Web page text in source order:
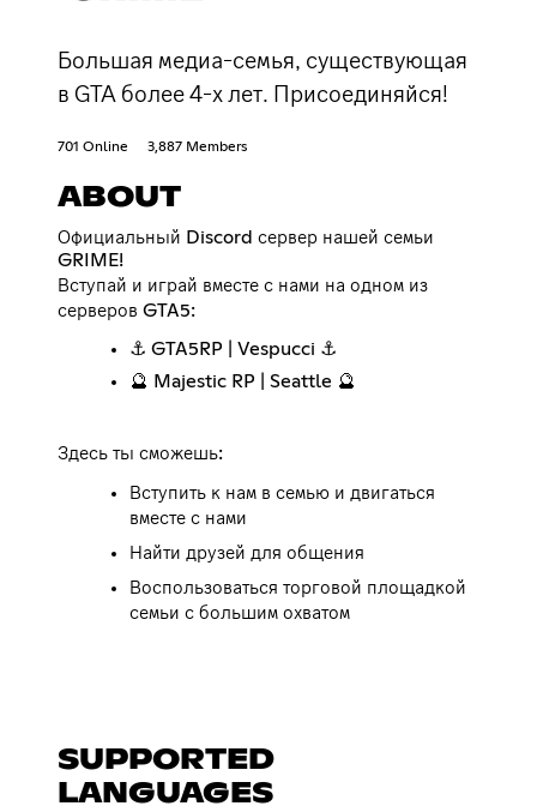
Большая медиа-семья, существующая
в GTA более 4-х лет. Присоединяйся!
701 Online 3,887 Members
ABOUT
Официальный Discord сервер нашей семьи
GRIME!
Вступай и играй вместе с нами на одном из
серверов GTA5:
⚓ GTA5RP | Vespucci ⚓
🔮 Majestic RP | Seattle 🔮
Здесь ты сможешь:
Вступить к нам в семью и двигаться
вместе с нами
Найти друзей для общения
Воспользоваться торговой площадкой
семьи с большим охватом
SUPPORTED
LANGUAGES